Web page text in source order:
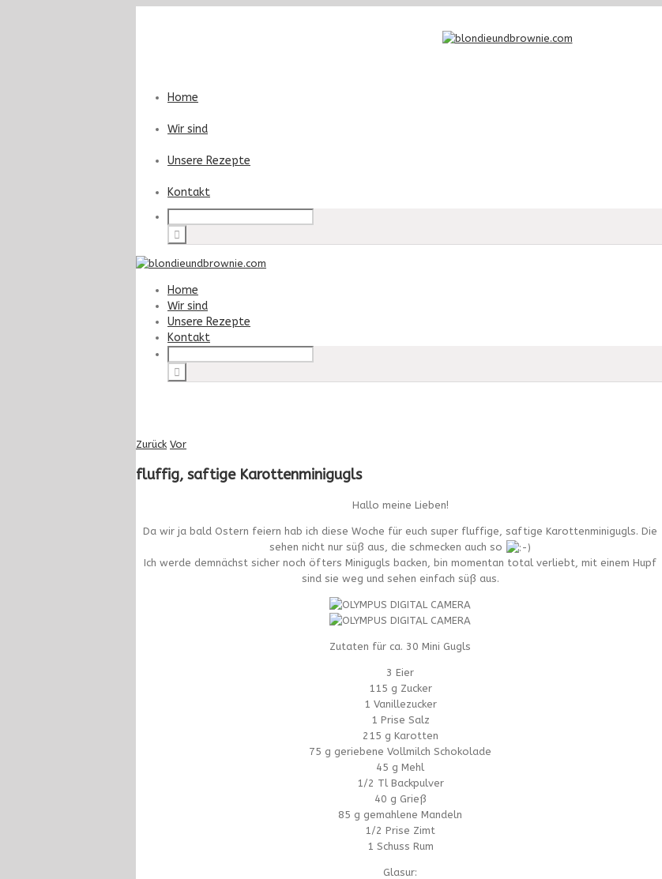
Home
Wir sind
Unsere Rezepte
Kontakt
Home
Wir sind
Unsere Rezepte
Kontakt
Zurück Vor
fluffig, saftige Karottenminigugls
Hallo meine Lieben!
Da wir ja bald Ostern feiern hab ich diese Woche für euch super fluffige, saftige Karottenminigugls. Die
sehen nicht nur süß aus, die schmecken auch so
Ich werde demnächst sicher noch öfters Minigugls backen, bin momentan total verliebt, mit einem Hupf
sind sie weg und sehen einfach süß aus.
Zutaten für ca. 30 Mini Gugls
3 Eier
115 g Zucker
1 Vanillezucker
1 Prise Salz
215 g Karotten
75 g geriebene Vollmilch Schokolade
45 g Mehl
1/2 Tl Backpulver
40 g Grieß
85 g gemahlene Mandeln
1/2 Prise Zimt
1 Schuss Rum
Glasur: